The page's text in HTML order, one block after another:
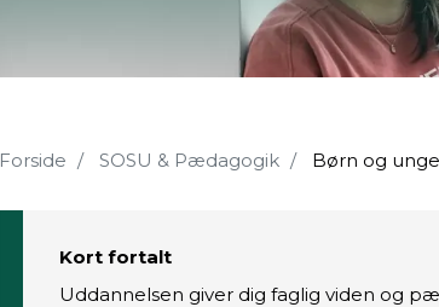
Forside SOSU & Pædagogik Børn og
Kort fortalt
Uddannelsen giver dig faglig viden og